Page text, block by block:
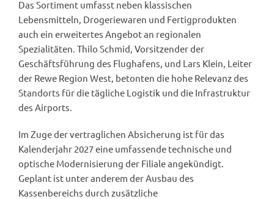
Das Sortiment umfasst neben klassischen
Lebensmitteln, Drogeriewaren und Fertigprodukten
auch ein erweitertes Angebot an regionalen
Spezialitäten. Thilo Schmid, Vorsitzender der
Geschäftsführung des Flughafens, und Lars Klein, Leiter
der Rewe Region West, betonten die hohe Relevanz des
Standorts für die tägliche Logistik und die Infrastruktur
des Airports.
Im Zuge der vertraglichen Absicherung ist für das
Kalenderjahr 2027 eine umfassende technische und
optische Modernisierung der Filiale angekündigt.
Geplant ist unter anderem der Ausbau des
Kassenbereichs durch zusätzliche